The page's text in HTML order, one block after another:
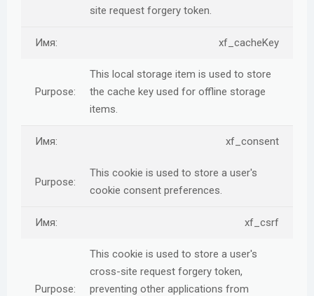
site request forgery token.
xf_cacheKey
This local storage item is used to store
the cache key used for offline storage
items.
xf_consent
This cookie is used to store a user's
cookie consent preferences.
xf_csrf
This cookie is used to store a user's
cross-site request forgery token,
preventing other applications from